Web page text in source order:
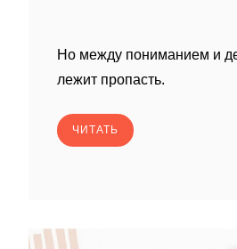
Но между пониманием и
лежит пропасть.
ЧИТАТЬ